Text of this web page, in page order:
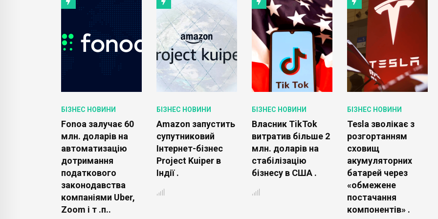
БІЗНЕС НОВИНИ
Fonoa залучає 60
млн. доларів на
автоматизацію
дотримання
податкового
законодавства
компаніями Uber,
Zoom і т .п..
БІЗНЕС НОВИНИ
Amazon запустить
супутниковий
Інтернет-бізнес
Project Kuiper в
Індії .
БІЗНЕС НОВИНИ
Власник TikTok
витратив більше 2
млн. доларів на
стабілізацію
бізнесу в США .
БІЗНЕС НОВИНИ
Tesla зволікає з
розгортанням
сховищ
акумуляторних
батарей через
«обмежене
постачання
компонентів» .